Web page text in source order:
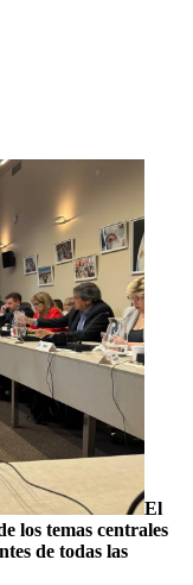
El
los temas centrales
de todas las